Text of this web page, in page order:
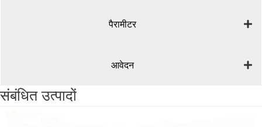
पैरामीटर
आवेदन
संबंधित उत्पादों